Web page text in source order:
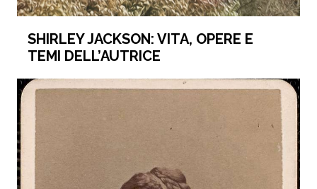
SHIRLEY JACKSON: VITA, OPERE E
TEMI DELL’AUTRICE